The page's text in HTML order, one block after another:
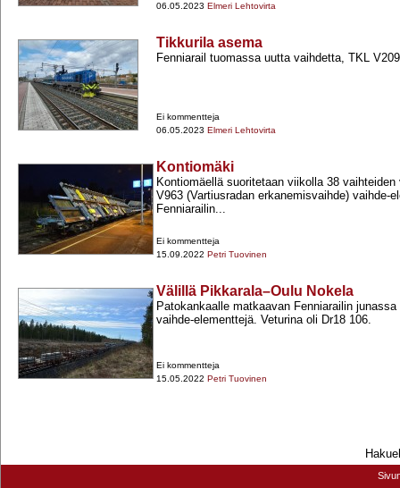
06.05.2023 Elmeri Lehtovirta
Tikkurila asema
Fenniarail tuomassa uutta vaihdetta, TKL
Ei kommentteja
06.05.2023 Elmeri Lehtovirta
Kontiomäki
Kontiomäellä suoritetaan viikolla 38 vaihteiden
V963 (Vartiusradan erkanemisvaihde) vaihde-​
Fenniarailin...
Ei kommentteja
15.09.2022 Petri Tuovinen
Välillä Pikkarala–Oulu Nokela
Patokankaalle matkaavan Fenniarailin
vaihde-​elementtejä. Veturina oli Dr18 106.
Ei kommentteja
15.05.2022 Petri Tuovinen